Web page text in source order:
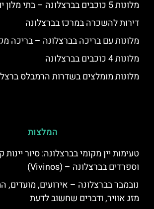
מלונות 5 כוכבים בברצלונה – בתי מלון יוקרתיים
דירות להשכרה במרכז בברצלונה
מלונות עם בריכה בברצלונה – בריכה
מלונות 4 כוכבים בברצלונה
מלונות מומלצים בשדרות הרמבלס
המלצות
טעימות יין מקומי בברצלונה: סיור יינות
וספרדים בברצלונה – (Vivinos)
נובמבר בברצלונה – אירועים, מועדים,
מזג אוויר, ודברים שחשוב לדעת